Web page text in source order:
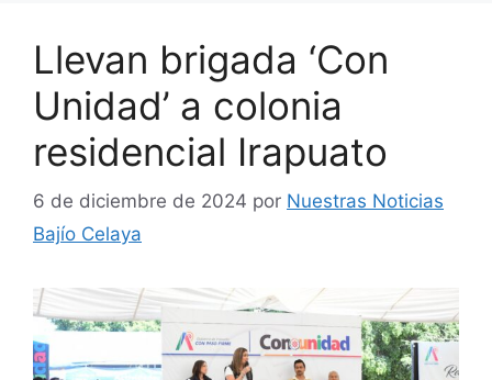
Llevan brigada ‘Con
Unidad’ a colonia
residencial Irapuato
6 de diciembre de 2024 por Nuestras Noticias
Bajío Celaya